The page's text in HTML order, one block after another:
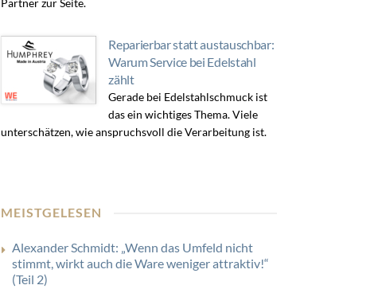
Partner zur Seite.
Reparierbar statt austauschbar:
Warum Service bei Edelstahl
zählt
Gerade bei Edelstahlschmuck ist
das ein wichtiges Thema. Viele
unterschätzen, wie anspruchsvoll die Verarbeitung ist.
MEISTGELESEN
Alexander Schmidt: „Wenn das Umfeld nicht
stimmt, wirkt auch die Ware weniger attraktiv!“
(Teil 2)